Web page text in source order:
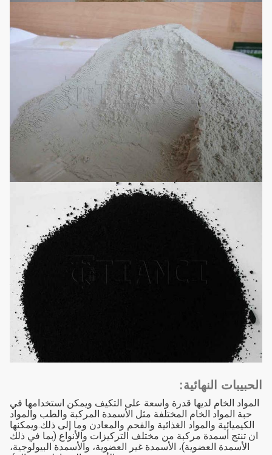
الحبيبات النهائية:
المواد الخام لديها قدرة واسعة على التكيف ويمكن استخدامها في
حبة المواد الخام المختلفة مثل الأسمدة المركبة والطب والمواد
الكيميائية والمواد الغذائية والفحم والمعادن وما إلى ذلك.ويمكنها
ان تنتج أسمدة مركبة من مختلف التركيزات والأنواع (بما في ذلك
الأسمدة العضوية)، الأسمدة غير العضوية، والأسمدة البيولوجية،